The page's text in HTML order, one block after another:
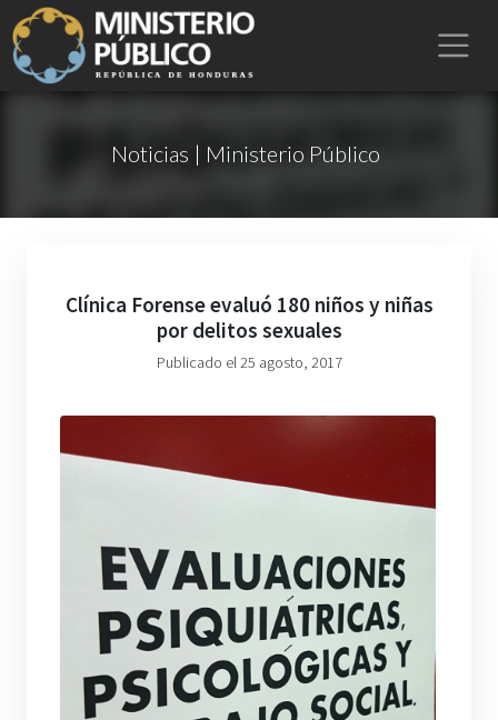
Noticias | Ministerio Público
Clínica Forense evaluó 180 niños y niñas
por delitos sexuales
Publicado el 25 agosto, 2017